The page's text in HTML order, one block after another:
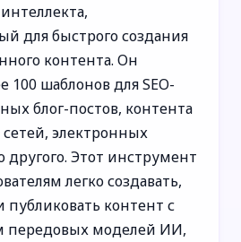
для быстрого создания
контента. Он
100 шаблонов для SEO-
блог-постов, контента
электронных
другого. Этот инструмент
легко создавать,
публиковать контент с
передовых моделей ИИ,